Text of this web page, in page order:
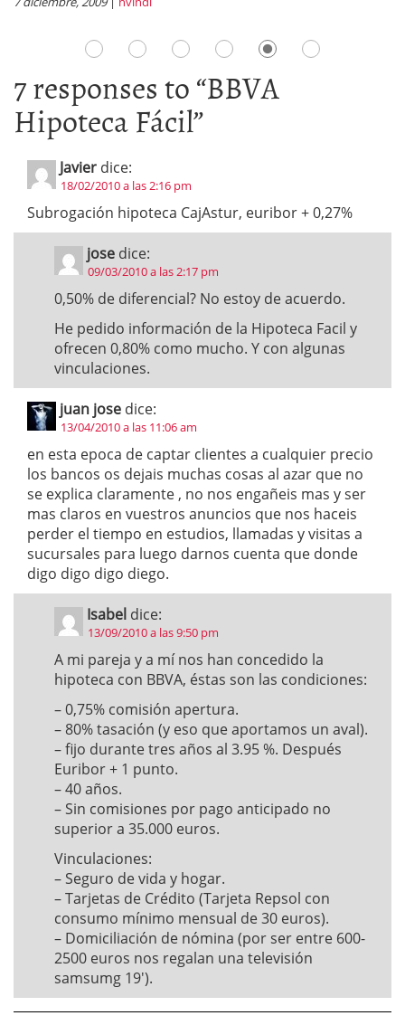
7 responses to “BBVA
Hipoteca Fácil”
Javier dice:
18/02/2010 a las 2:16 pm
Subrogación hipoteca CajAstur, euribor + 0,27%
jose dice:
09/03/2010 a las 2:17 pm
0,50% de diferencial? No estoy de acuerdo.
He pedido información de la Hipoteca Facil y
ofrecen 0,80% como mucho. Y con algunas
vinculaciones.
juan jose dice:
13/04/2010 a las 11:06 am
en esta epoca de captar clientes a cualquier precio
los bancos os dejais muchas cosas al azar que no
se explica claramente , no nos engañeis mas y ser
mas claros en vuestros anuncios que nos haceis
perder el tiempo en estudios, llamadas y visitas a
sucursales para luego darnos cuenta que donde
digo digo digo diego.
Isabel dice:
13/09/2010 a las 9:50 pm
A mi pareja y a mí nos han concedido la
hipoteca con BBVA, éstas son las condiciones:
– 0,75% comisión apertura.
– 80% tasación (y eso que aportamos un aval).
– fijo durante tres años al 3.95 %. Después
Euribor + 1 punto.
– 40 años.
– Sin comisiones por pago anticipado no
superior a 35.000 euros.
Vinculaciones:
– Seguro de vida y hogar.
– Tarjetas de Crédito (Tarjeta Repsol con
consumo mínimo mensual de 30 euros).
– Domiciliación de nómina (por ser entre 600-
2500 euros nos regalan una televisión
samsumg 19′).